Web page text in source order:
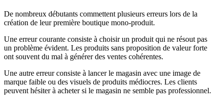
De nombreux débutants commettent plusieurs erreurs lors de la
création de leur première boutique mono-produit.
Une erreur courante consiste à choisir un produit qui ne résout pas
un problème évident. Les produits sans proposition de valeur forte
ont souvent du mal à générer des ventes cohérentes.
Une autre erreur consiste à lancer le magasin avec une image de
marque faible ou des visuels de produits médiocres. Les clients
peuvent hésiter à acheter si le magasin ne semble pas professionnel.